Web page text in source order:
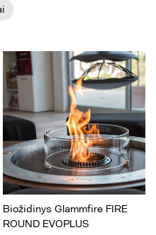
Biožidinys Glammfire FIRE
ROUND EVOPLUS